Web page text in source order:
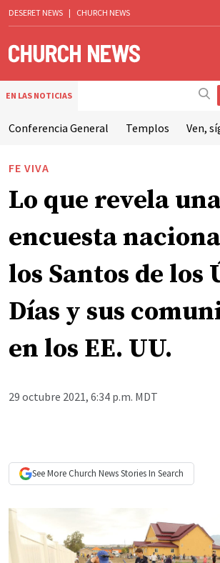
DESERET NEWS | CHURCH NEWS
EN LAS NOTICIAS
Conferencia General Templos Ven,
FE VIVA
Lo que revela
encuesta
los Santos de los
Días y sus
en los EE. UU.
29 octubre 2021, 6:34 p.m. MDT
See More Church NewsStories In Search